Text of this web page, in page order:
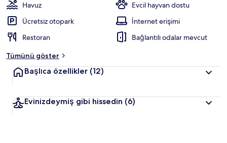
Havuz
Evcil hayvan dostu
Ücretsiz otopark
İnternet erişimi
Restoran
Bağlantılı odalar mevcut
Tümünü göster
Başlıca özellikler (12)
Evinizdeymiş gibi hissedin (6)